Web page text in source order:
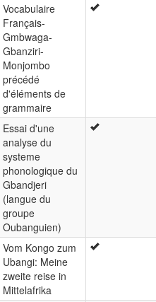
Vocabulaire
Français-
Gmbwaga-
Gbanziri-
Monjombo
précédé
d'éléments de
grammaire
Essai d'une
analyse du
systeme
phonologique du
Gbandjeri
(langue du
groupe
Oubanguien)
Vom Kongo zum
Ubangi: Meine
zweite reise in
Mittelafrika